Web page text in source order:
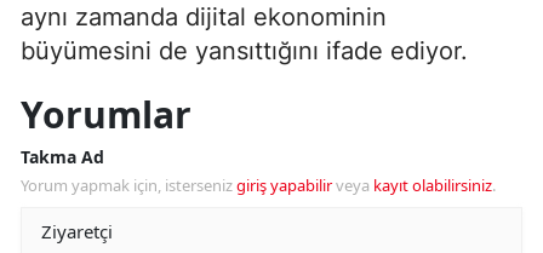
aynı zamanda dijital ekonominin
büyümesini de yansıttığını ifade ediyor.
Yorumlar
Takma Ad
Yorum yapmak için, istersenizgiriş yapabilirveya kayıt olabilirsiniz.